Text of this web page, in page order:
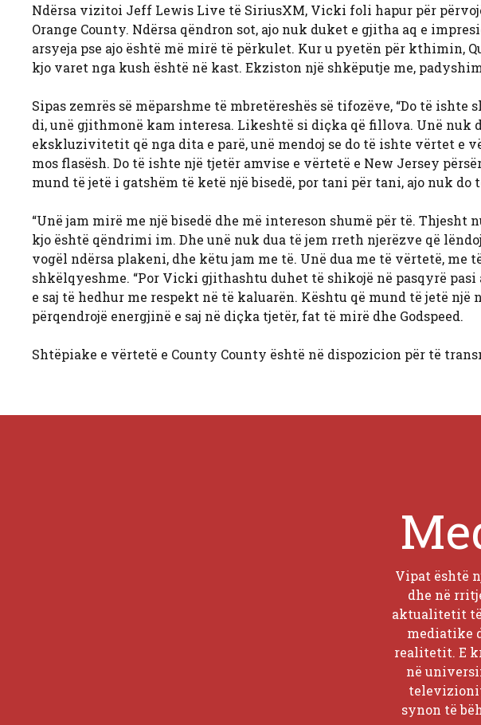
Ndërsa vizitoi Jeff Lewis Live të SiriusXM, Vicki foli hapur për
Orange County. Ndërsa qëndron sot, ajo nuk duket e gjitha aq e
arsyeja pse ajo është më mirë të përkulet. Kur u pyetën për kthimin,
kjo varet nga kush është në kast. Ekziston një shkëputje me,
Sipas zemrës së mëparshme të mbretëreshës së tifozëve, “Do të
di, unë gjithmonë kam interesa. Likeshtë si diçka që fillova. Unë nuk
ekskluzivitetit që nga dita e parë, unë mendoj se do të ishte vërtet e
mos flasësh. Do të ishte një tjetër amvise e vërtetë e New Jersey
mund të jetë i gatshëm të ketë një bisedë, por tani për tani, ajo nuk
“Unë jam mirë me një bisedë dhe më intereson shumë për të. Thjesht
kjo është qëndrimi im. Dhe unë nuk dua të jem rreth njerëzve që
vogël ndërsa plakeni, dhe këtu jam me të. Unë dua me të vërtetë, me
shkëlqyeshme. “Por Vicki gjithashtu duhet të shikojë në pasqyrë
e saj të hedhur me respekt në të kaluarën. Kështu që mund të jetë
përqendrojë energjinë e saj në diçka tjetër, fat të mirë dhe Godspeed.
Shtëpiake e vërtetë e County County është në dispozicion për të
Vipat është
dhe në
aktualitetit
mediatike
realitetit. E
në
synon të